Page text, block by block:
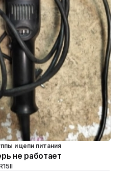
и цепи питания
не работает